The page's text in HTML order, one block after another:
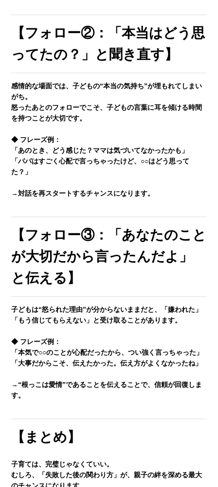
【フォロー②：「本当はどう思
ってたの？」と聞き直す】
感情的な場面では、子どもの“本当の気持ち”が埋もれてしまい
がち。
怒ったあとのフォローでこそ、子どもの言葉に耳を傾ける時間
を持つことが大切です。
◆ フレーズ例：
「あのとき、どう感じた？ママは気づいてなかったかも」
「パパはすごく心配で言っちゃったけど、○○はどう思って
た？」
→対話を再スタートするチャンスになります。
【フォロー③：「あなたのこと
が大切だから言ったんだよ」
と伝える】
子どもは“怒られた理由”が分からないままだと、「嫌われた」
「もう信じてもらえない」と受け取ることがあります。
◆ フレーズ例：
「本気で○○のことが心配だったから、つい強く言っちゃった」
「大事だからこそ、伝えたかった。伝え方がよくなかったね」
→ “根っこは愛情”であることを伝えることで、信頼が回復 しま
す。
【まとめ】
子育ては、完璧じゃなくていい。
むしろ、「失敗した後の関わり方」が、親子の絆を深める最大